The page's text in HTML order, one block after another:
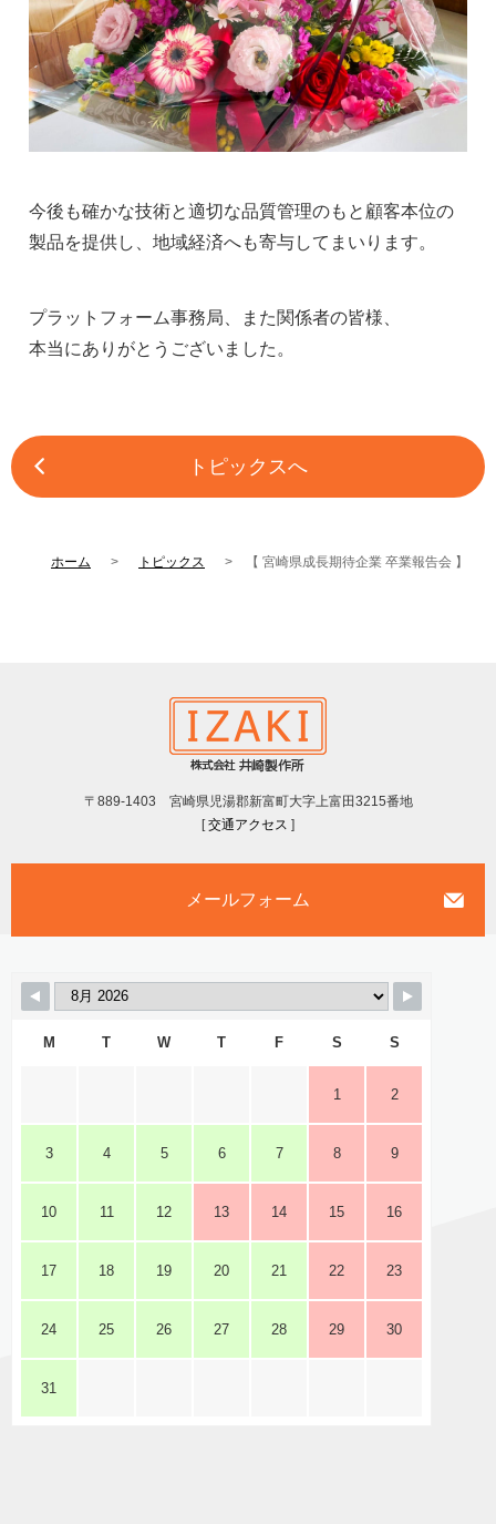
今後も確かな技術と適切な品質管理のもと顧客本位の
製品を提供し、地域経済へも寄与してまいります。
プラットフォーム事務局、また関係者の皆様、
本当にありがとうございました。
トピックスへ
ホーム トピックス 【 宮崎県成長期待企業 卒業報告会 】
〒889-1403 宮崎県児湯郡新富町大字上富田3215番地
[交通アクセス ]
メールフォーム
M T W T F S S
1 2
3 4 5 6 7 8 9
10 11 12 13 14 15 16
17 18 19 20 21 22 23
24 25 26 27 28 29 30
31